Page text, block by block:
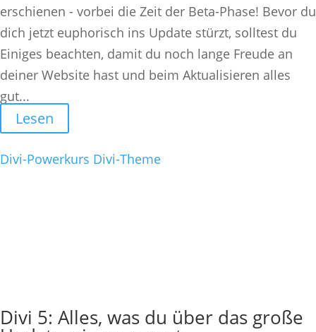
erschienen - vorbei die Zeit der Beta-Phase! Bevor du
dich jetzt euphorisch ins Update stürzt, solltest du
Einiges beachten, damit du noch lange Freude an
deiner Website hast und beim Aktualisieren alles
gut...
Lesen
Divi-Powerkurs Divi-Theme
Divi 5: Alles, was du über das große